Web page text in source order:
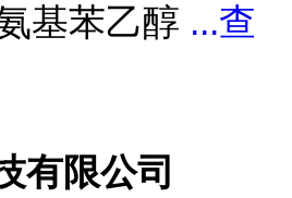
基苯乙醇 ...查
有限公司